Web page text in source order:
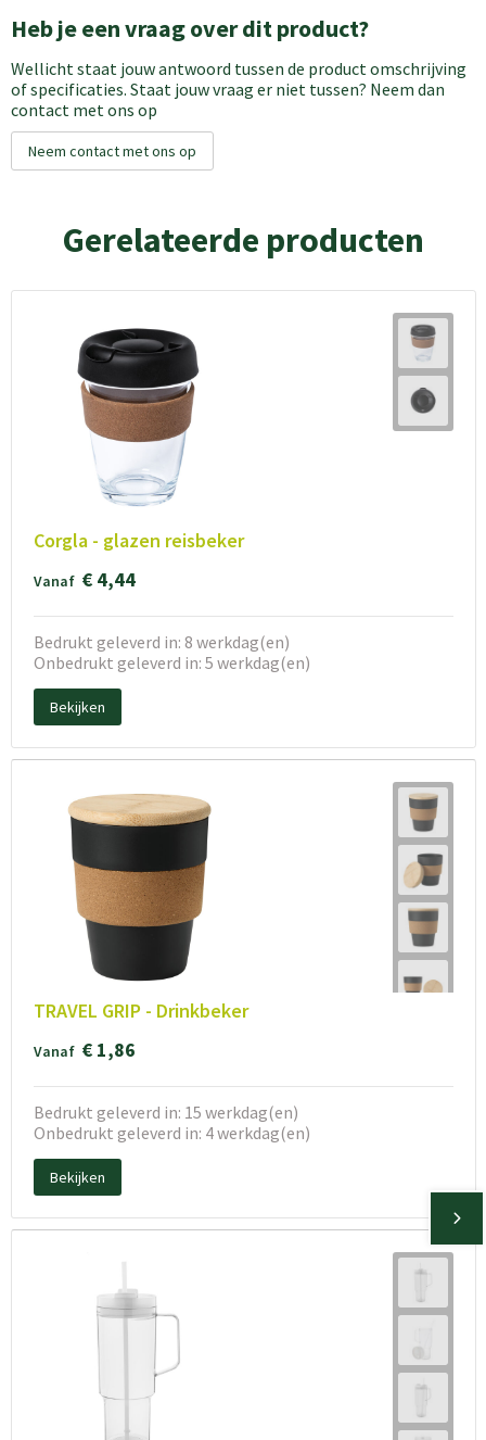
Heb je een vraag over dit product?
Wellicht staat jouw antwoord tussen de product omschrijving
of specificaties. Staat jouw vraag er niet tussen? Neem dan
contact met ons op
Neem contact met ons op
Gerelateerde producten
Corgla - glazen reisbeker
Vanaf € 4,44
Bedrukt geleverd in: 8 werkdag(en)
Onbedrukt geleverd in: 5 werkdag(en)
Bekijken
TRAVEL GRIP - Drinkbeker
Vanaf € 1,86
Bedrukt geleverd in: 15 werkdag(en)
Onbedrukt geleverd in: 4 werkdag(en)
Bekijken